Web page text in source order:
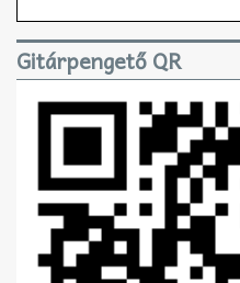
Gitárpengető QR